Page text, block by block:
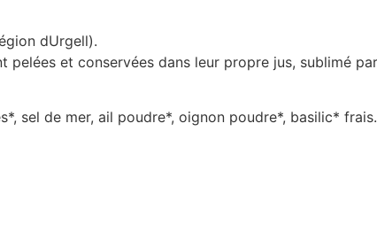
dUrgell).
pelées et conservées dans leur propre jus, sublimé
sel de mer, ail poudre*, oignon poudre*, basilic* frais.